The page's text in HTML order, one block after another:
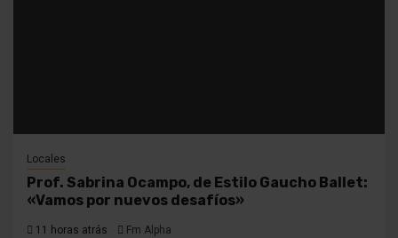
Locales
Prof. Sabrina Ocampo, de Estilo Gaucho Ballet:
«Vamos por nuevos desafíos»
11 horas atrás Fm Alpha